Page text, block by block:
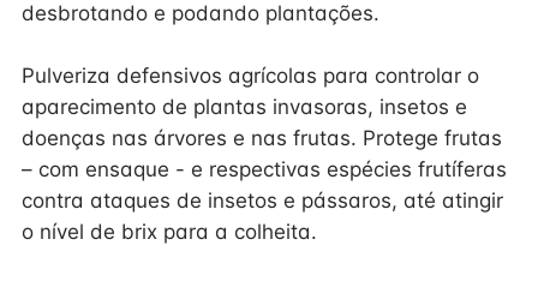
desbrotando e podando plantações.
Pulveriza defensivos agrícolas para controlar o
aparecimento de plantas invasoras, insetos e
doenças nas árvores e nas frutas. Protege frutas
– com ensaque - e respectivas espécies frutíferas
contra ataques de insetos e pássaros, até atingir
o nível de brix para a colheita.